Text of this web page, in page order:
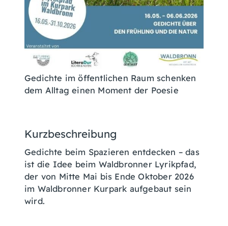
Gedichte im öffentlichen Raum schenken
dem Alltag einen Moment der Poesie
Kurzbeschreibung
Gedichte beim Spazieren entdecken – das
ist die Idee beim Waldbronner Lyrikpfad,
der von Mitte Mai bis Ende Oktober 2026
im Waldbronner Kurpark aufgebaut sein
wird.